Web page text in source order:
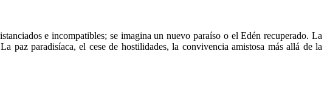
e incompatibles; se imagina un nuevo paraíso o el Edén recuperado. La
paz paradisíaca, el cese de hostilidades, la convivencia amistosa más allá de la